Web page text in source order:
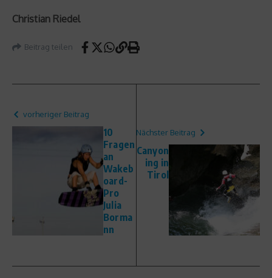
Christian Riedel
Beitrag teilen
vorheriger Beitrag
10
Fragen
an
Wakeb
oard-
Pro
Julia
Borma
nn
Nächster Beitrag
Canyon
ing in
Tirol